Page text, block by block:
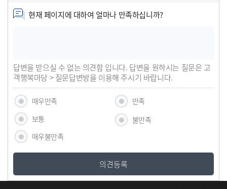
현재 페이지에 대하여 얼마나 만족하십니까?
답변을 받으실 수 없는 의견함 입니다. 답변을 원하시는 질문은 고
객행복마당 > 질문답변방을 이용해 주시기 바랍니다.
매우만족
만족
보통
불만족
매우불만족
의견등록